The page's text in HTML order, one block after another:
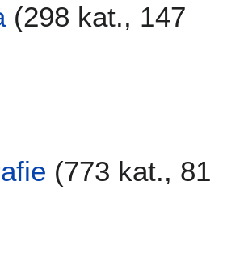
(298 kat., 147
(773 kat., 81